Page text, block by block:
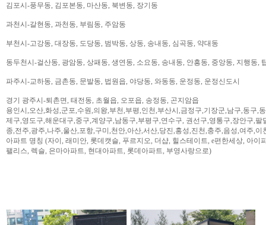
김포시-풍무동, 김포본동, 마산동, 북변동, 장기동
과천시-갈현동, 과천동, 부림동, 주암동
부천시-고강동, 대장동, 도당동, 범박동, 상동, 송내동, 심곡동, 약대동
동두천시-걸산동, 광암동, 상패동, 생연동, 소요동, 송내동, 안흥동, 중앙동, 지행동,
파주시-교하동, 금촌동, 문발동, 법원읍, 야당동, 와동동, 운정동, 운정신도시
경기 광주시-퇴촌면, 태전동, 초월읍, 오포읍, 송정동, 곤지암읍
용인시,오산,화성,군포,수원,의왕,부천,부평,인천,부산시,금정구,기장군,남구,동구,
제구,영도구,해운대구,중구,계양구,남동구,부평구,연수구, 권선구,영통구,장안구,
종,전주,광주,나주,울산,포항,구미,천안,아산,서산,당진,홍성,진천,충주,음성,여주,이
아파트 명칭 (자이, 래미안, 롯데캣슬, 푸르지오, 더샵, 힐스테이트, e편한세상, 아이
팰리스, 렉슬, 은마아파트, 현대아파트, 롯데아파트, 부영사랑으로)